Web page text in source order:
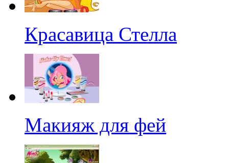
Красавица Стелла
Макияж для фей